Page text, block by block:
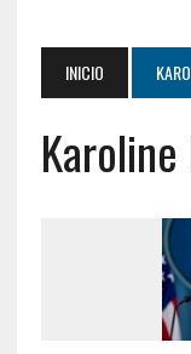
INICIO